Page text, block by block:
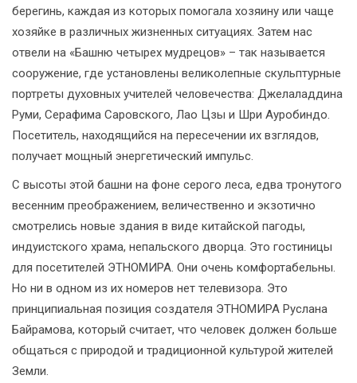
берегинь, каждая из которых помогала хозяину или чаще
хозяйке в различных жизненных ситуациях. Затем нас
отвели на «Башню четырех мудрецов» ­­– так называется
сооружение, где установлены великолепные скульптурные
портреты духовных учителей человечества: Джелаладдина
Руми, Серафима Саровского, Лао Цзы и Шри Ауробиндо.
Посетитель, находящийся на пересечении их взглядов,
получает мощный энергетический импульс.
С высоты этой башни на фоне серого леса, едва тронутого
весенним преображением, величественно и экзотично
смотрелись новые здания в виде китайской пагоды,
индуистского храма, непальского дворца. Это гостиницы
для посетителей ЭТНОМИРА. Они очень комфортабельны.
Но ни в одном из их номеров нет телевизора. Это
принципиальная позиция создателя ЭТНОМИРА Руслана
Байрамова, который считает, что человек должен больше
общаться с природой и традиционной культурой жителей
Земли.